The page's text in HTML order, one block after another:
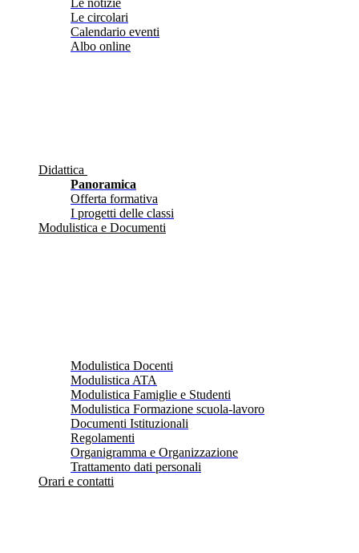
Le notizie
Le circolari
Calendario eventi
Albo online
Didattica
Panoramica
Offerta formativa
I progetti delle classi
Modulistica e Documenti
Modulistica Docenti
Modulistica ATA
Modulistica Famiglie e Studenti
Modulistica Formazione scuola-lavoro
Documenti Istituzionali
Regolamenti
Organigramma e Organizzazione
Trattamento dati personali
Orari e contatti